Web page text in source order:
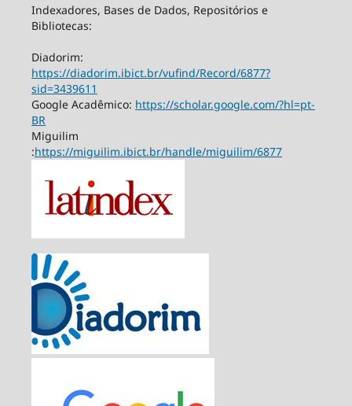
Indexadores, Bases de Dados, Repositórios e
Bibliotecas:
Diadorim:
https://diadorim.ibict.br/vufind/Record/6877?
sid=3439611
Google Acadêmico: https://scholar.google.com/?hl=pt-
BR
Miguilim
:https://miguilim.ibict.br/handle/miguilim/6877